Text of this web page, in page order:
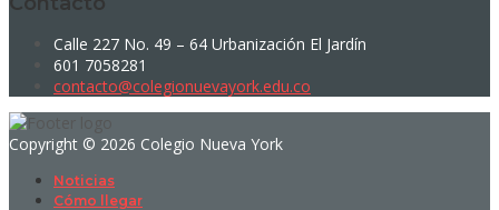
Calle 227 No. 49 – 64 Urbanización El Jardín
601 7058281
contacto@colegionuevayork.edu.co
Copyright © 2026 Colegio Nueva York
Noticias
Cómo llegar